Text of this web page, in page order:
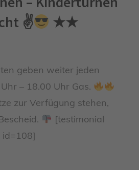
✌
★★
geben weiter jeden
– 18.00 Uhr Gas.
zur Verfügung stehen,
[testimonial
id=108]